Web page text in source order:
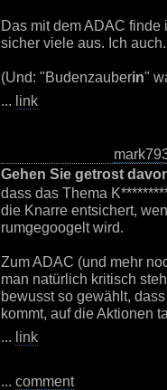
Das mit dem ADAC
sicher viele aus. Ich auch.
(Und: "Budenzauberin"
... link
Gehen Sie getrost
dass das Thema
die Knarre entsichert,
rumgegoogelt wird.
Zum ADAC (und mehr
man natürlich kritisch
bewusst so gewählt,
kommt, auf die Aktionen
... link
... comment